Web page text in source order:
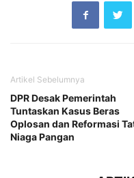
Artikel Sebelumnya
DPR Desak Pemerintah
Tuntaskan Kasus Beras
Oplosan dan Reformasi
Niaga Pangan